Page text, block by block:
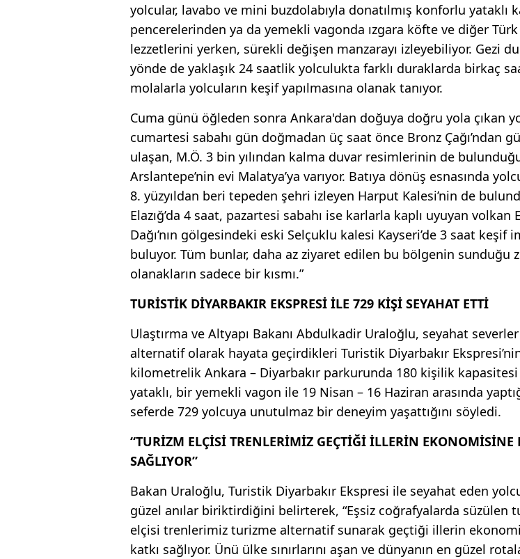
yolcular, lavabo ve mini buzdolabıyla donatılmış konforlu yataklı
pencerelerinden ya da yemekli vagonda ızgara köfte ve diğer Türk
lezzetlerini yerken, sürekli değişen manzarayı izleyebiliyor. Gezi
yönde de yaklaşık 24 saatlik yolculukta farklı duraklarda birkaç
molalarla yolcuların keşif yapılmasına olanak tanıyor.
Cuma günü öğleden sonra Ankara'dan doğuya doğru yola çıkan
cumartesi sabahı gün doğmadan üç saat önce Bronz Çağı’ndan
ulaşan, M.Ö. 3 bin yılından kalma duvar resimlerinin de
Arslantepe’nin evi Malatya’ya varıyor. Batıya dönüş esnasında
8. yüzyıldan beri tepeden şehri izleyen Harput Kalesi’nin de
Elazığ’da 4 saat, pazartesi sabahı ise karlarla kaplı uyuyan volkan
Dağı’nın gölgesindeki eski Selçuklu kalesi Kayseri’de 3 saat keşif
buluyor. Tüm bunlar, daha az ziyaret edilen bu bölgenin sunduğu
olanakların sadece bir kısmı.”
TURİSTİK DİYARBAKIR EKSPRESİ İLE 729 KİŞİ SEYAHAT ETTİ
Ulaştırma ve Altyapı Bakanı Abdulkadir Uraloğlu, seyahat
alternatif olarak hayata geçirdikleri Turistik Diyarbakır
kilometrelik Ankara – Diyarbakır parkurunda 180 kişilik kapasitesi
yataklı, bir yemekli vagon ile 19 Nisan – 16 Haziran arasında
seferde 729 yolcuya unutulmaz bir deneyim yaşattığını söyledi.
“TURİZM ELÇİSİ TRENLERİMİZ GEÇTİĞİ İLLERİN EKONOMİSİNE
SAĞLIYOR”
Bakan Uraloğlu, Turistik Diyarbakır Ekspresi ile seyahat eden
güzel anılar biriktirdiğini belirterek, “Eşsiz coğrafyalarda süzülen
elçisi trenlerimiz turizme alternatif sunarak geçtiği illerin
katkı sağlıyor. Ünü ülke sınırlarını aşan ve dünyanın en güzel